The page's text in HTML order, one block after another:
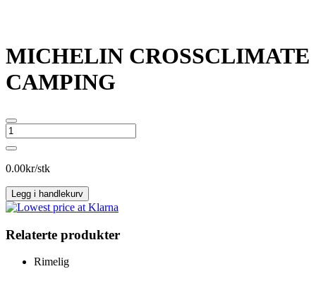
MICHELIN CROSSCLIMATE
CAMPING
MICHELIN
CROSSCLIMATE
CAMPING
antall
0.00kr/stk
Legg i handlekurv
Relaterte produkter
Rimelig